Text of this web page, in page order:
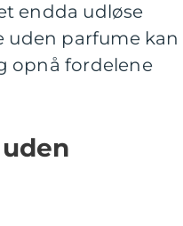
endda udløse
uden parfume kan
opnå fordelene